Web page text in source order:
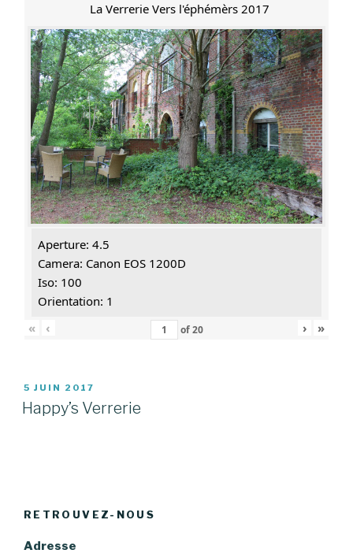
La Verrerie Vers l'éphémèrs 2017
Aperture: 4.5
Camera: Canon EOS 1200D
Iso: 100
Orientation: 1
«
‹ of20 › »
PUBLIÉ
LE
5 JUIN 2017
Happy’s Verrerie
RETROUVEZ-NOUS
Adresse